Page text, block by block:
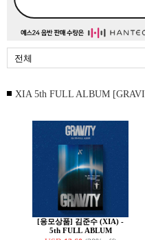
XIA 5th FULL ALBUM
[응모상품] 김준수 (XIA) -
5th FULL ABLUM